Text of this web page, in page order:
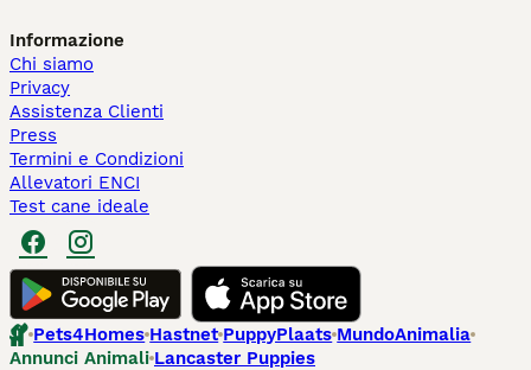
Informazione
Chi siamo
Privacy
Assistenza Clienti
Press
Termini e Condizioni
Allevatori ENCI
Test cane ideale
Pets4Homes Hastnet PuppyPlaats MundoAnimalia
Annunci Animali Lancaster Puppies